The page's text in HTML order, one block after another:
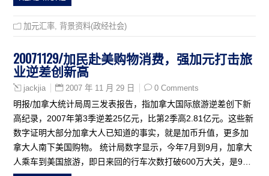
加元汇率 背景资料(政经社会)
20071129/加民赴美购物消费，强加元打击旅
业逆差创新高
jackjia 2007 年 11 月 29 日 0 Comments
明报/加拿大统计局周三发表报告，指加拿大国际旅游逆差创下新
高纪录，2007年第3季逆差25亿元，比第2季高2.81亿元。这些新
数字证明大部分加拿大人已知道的事实，就是加币升值，更多加
拿大人南下美国购物。 统计局数字显示，今年7月到9月，加拿大
人乘车到美国旅游，即日来回的行车次数打破600万大关，是9…